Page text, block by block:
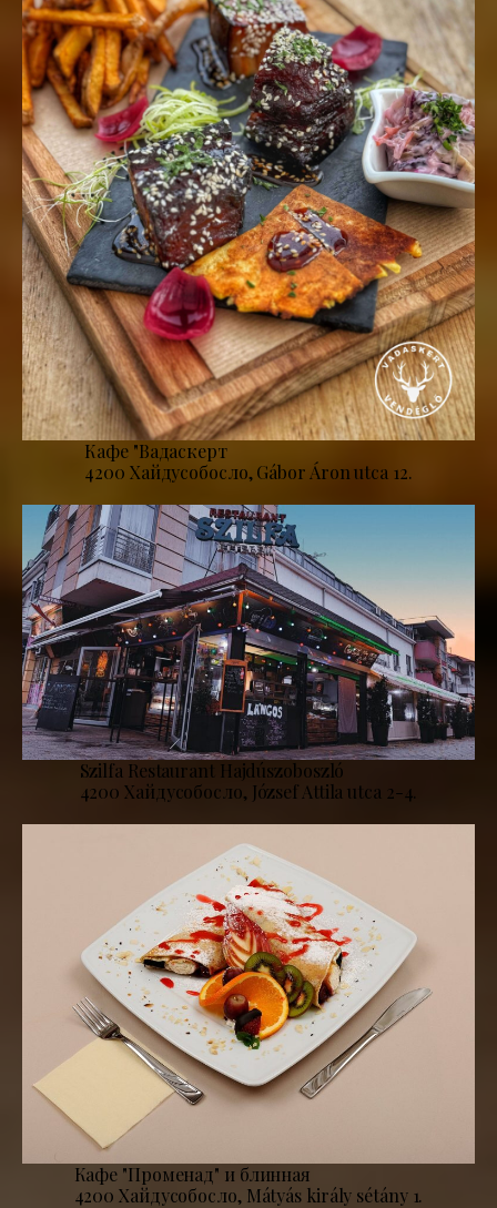
Кафе "Вадаскерт
4200 Хайдусобосло, Gábor Áron utca 12.
Szilfa Restaurant Hajdúszoboszló
4200 Хайдусобосло, József Attila utca 2-4.
Кафе "Променад" и блинная
4200 Хайдусобосло, Mátyás király sétány 1.